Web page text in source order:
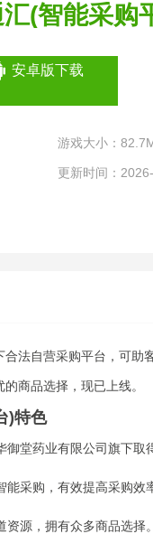
(智能采购
安卓版下载
游戏大小：
更新时间：
法自营采购平台，可
商品选择，现已上线。
)特色
御堂药业有限公司旗下取
能采购，有效提高采购效
资源，拥有众多商品选择